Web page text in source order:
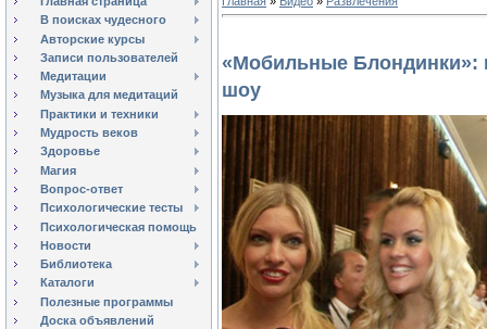
В поисках чудесного
Авторские курсы
Записи пользователей
Медитации
Музыка для медитаций
Практики и техники
Мудрость веков
Здоровье
Магия
Вопрос-ответ
Психологические тесты
Психологическая помощь
Новости
Библиотека
Каталоги
Полезные программы
Доска объявлений
«Мобильные Блондинки»:
шоу